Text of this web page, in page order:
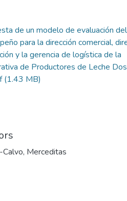
de un modelo de evaluación del
para la dirección comercial,
y la gerencia de logística de la
de Productores de Leche
(1.43 MB)
Calvo, Merceditas